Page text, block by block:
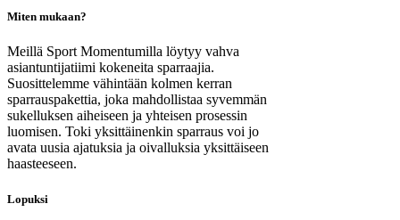
Miten mukaan?
Meillä Sport Momentumilla löytyy vahva
asiantuntijatiimi kokeneita sparraajia.
Suosittelemme vähintään kolmen kerran
sparrauspakettia, joka mahdollistaa syvemmän
sukelluksen aiheiseen ja yhteisen prosessin
luomisen. Toki yksittäinenkin sparraus voi jo
avata uusia ajatuksia ja oivalluksia yksittäiseen
haasteeseen.
Lopuksi